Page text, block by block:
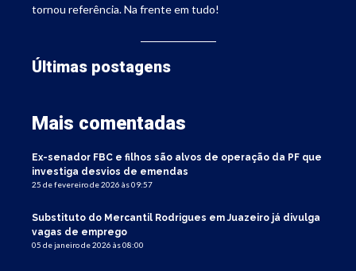
tornou referência. Na frente em tudo!
Últimas postagens
Mais comentadas
Ex-senador FBC e filhos são alvos de operação da PF que
investiga desvios de emendas
25 de fevereiro de 2026 às 09:57
Substituto do Mercantil Rodrigues em Juazeiro já divulga
vagas de emprego
05 de janeiro de 2026 às 08:00